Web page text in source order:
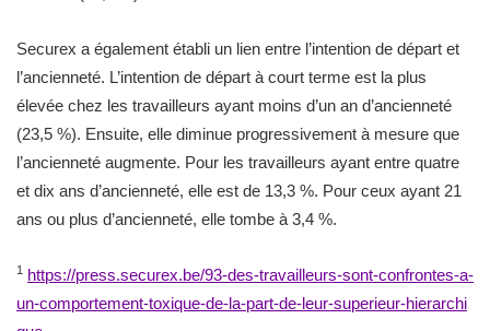
Securex a également établi un lien entre l’intention de départ et
l’ancienneté. L’intention de départ à court terme est la plus
élevée chez les travailleurs ayant moins d’un an d’ancienneté
(23,5 %). Ensuite, elle diminue progressivement à mesure que
l’ancienneté augmente. Pour les travailleurs ayant entre quatre
et dix ans d’ancienneté, elle est de 13,3 %. Pour ceux ayant 21
ans ou plus d’ancienneté, elle tombe à 3,4 %.
1
https://press.securex.be/93-des-travailleurs-sont-​confr​ontes​-a-
un​-comp​ortem​ent-t​oxiqu​e-de-​la-pa​rt-de​-leur​-supe​rieur​-hier​archi​